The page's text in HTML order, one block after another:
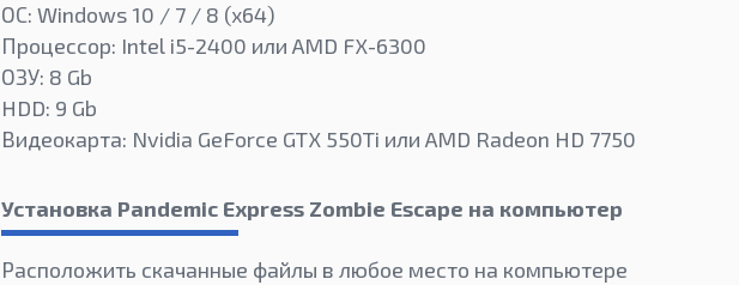
ОС: Windows 10 / 7 / 8 (x64)
Процессор: Intel i5-2400 или AMD FX-6300
ОЗУ: 8 Gb
HDD: 9 Gb
Видеокарта: Nvidia GeForce GTX 550Ti или AMD Radeon HD 7750
Установка Pandemic Express Zombie Escape на компьютер
Расположить скачанные файлы в любое место на компьютере